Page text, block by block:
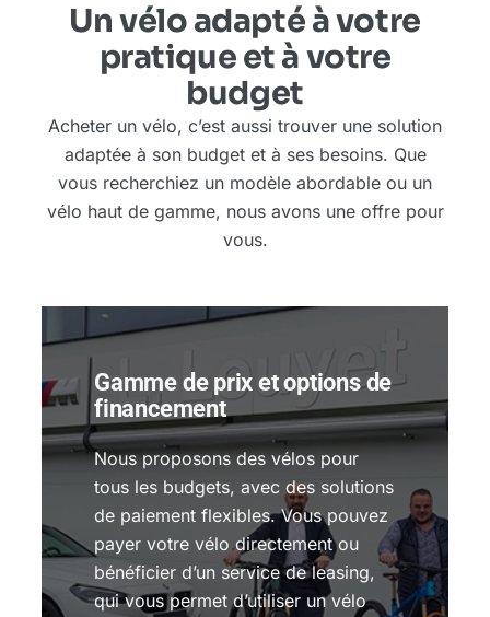
Un vélo adapté à votre
pratique et à votre
budget
Acheter un vélo, c’est aussi trouver une solution
adaptée à son budget et à ses besoins. Que
vous recherchiez un modèle abordable ou un
vélo haut de gamme, nous avons une offre pour
vous.
Gamme de prix et options de
financement
Nous proposons des vélos pour
tous les budgets, avec des solutions
de paiement flexibles. Vous pouvez
payer votre vélo directement ou
bénéficier d’un service de leasing,
qui vous permet d’utiliser un vélo